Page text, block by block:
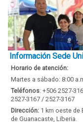
Información Sede
Horario de atención:
Martes a sábado: 8:00
Teléfonos: +506 2527-
2527-3167 / 2527-3167
Dirección: 1 km oeste de
de Guanacaste, Liberia.